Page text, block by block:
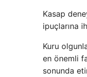
Kasap
ipuçlarına
Kuru
en önemli
sonunda